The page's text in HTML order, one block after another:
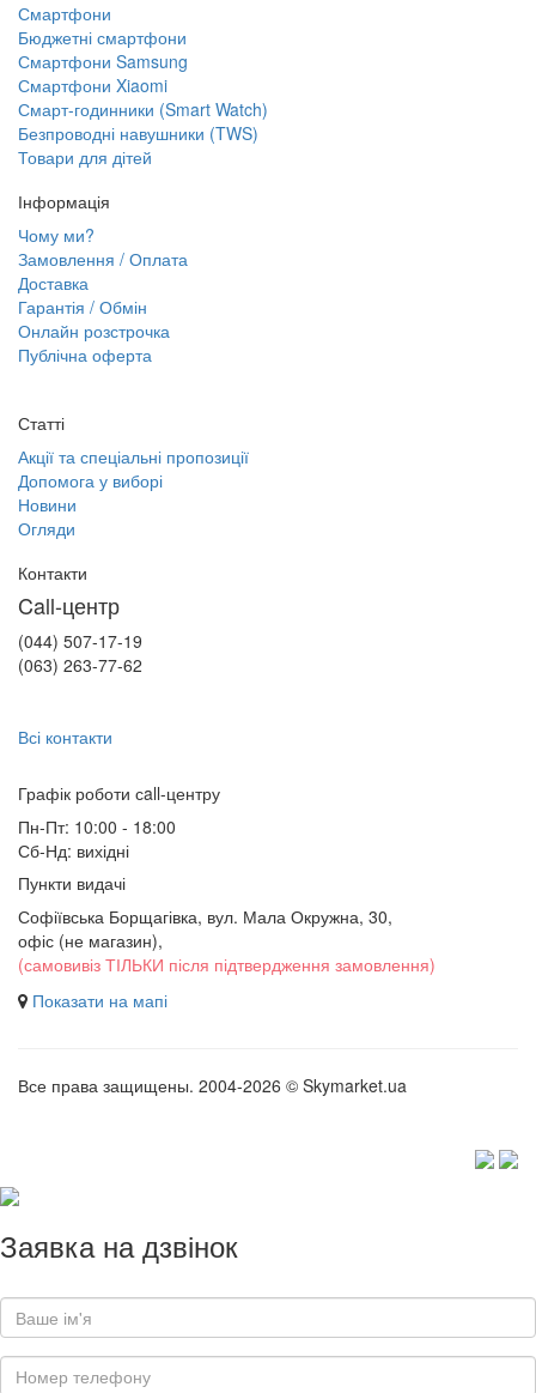
Смартфони
Бюджетні смартфони
Смартфони Samsung
Смартфони Xiaomi
Смарт-годинники (Smart Watch)
Безпроводні навушники (TWS)
Товари для дітей
Інформація
Чому ми?
Замовлення / Оплата
Доставка
Гарантія / Обмін
Онлайн розстрочка
Публічна оферта
Статті
Акції та спеціальні пропозиції
Допомога у виборі
Новини
Огляди
Контакти
Call-центр
(044) 507-17-19
(063) 263-77-62
Всі контакти
Графік роботи сall-центру
Пн-Пт: 10:00 - 18:00
Сб-Нд: вихідні
Пункти видачі
Софіївська Борщагівка, вул. Мала Окружна, 30,
офіс (не магазин),
(самовивіз ТІЛЬКИ після підтвердження замовлення)
Показати на мапі
Все права защищены. 2004-2026 © Skymarket.ua
Заявка на дзвінок